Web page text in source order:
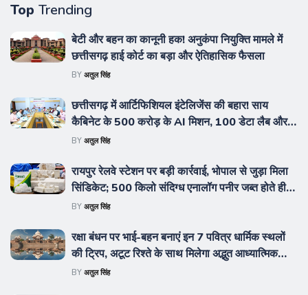
Top Trending
बेटी और बहन का कानूनी हक! अनुकंपा नियुक्ति मामले में
छत्तीसगढ़ हाई कोर्ट का बड़ा और ऐतिहासिक फैसला
BY अतुल सिंह
छत्तीसगढ़ में आर्टिफिशियल इंटेलिजेंस की बहार! साय
कैबिनेट के 500 करोड़ के AI मिशन, 100 डेटा लैब और
BEML प्लांट पर बड़े फैसले
BY अतुल सिंह
रायपुर रेलवे स्टेशन पर बड़ी कार्रवाई, भोपाल से जुड़ा मिला
सिंडिकेट; 500 किलो संदिग्ध एनालॉग पनीर जब्त होते ही
मचा हड़कंप
BY अतुल सिंह
रक्षा बंधन पर भाई-बहन बनाएं इन 7 पवित्र धार्मिक स्थलों
की ट्रिप, अटूट रिश्ते के साथ मिलेगा अद्भुत आध्यात्मिक
सुकून
BY अतुल सिंह